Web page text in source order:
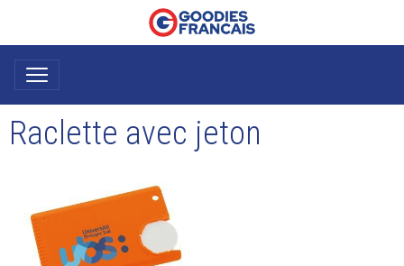
Raclette avec jeton